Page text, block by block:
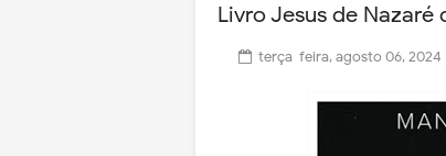
Livro Jesus de
terça-feira, agosto 06, 2024